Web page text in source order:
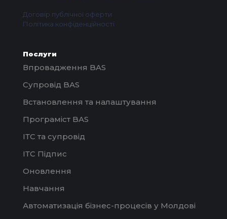
Договір публічної оферти
Політика конфіденційності
Послуги
Впровадження BAS
Супровід BAS
Встановлення та налаштування
Програміст BAS
ІТС та супровід
ІТС Підпис
Оновлення
Навчання
Автоматизація бізнес-процесів у Молдові